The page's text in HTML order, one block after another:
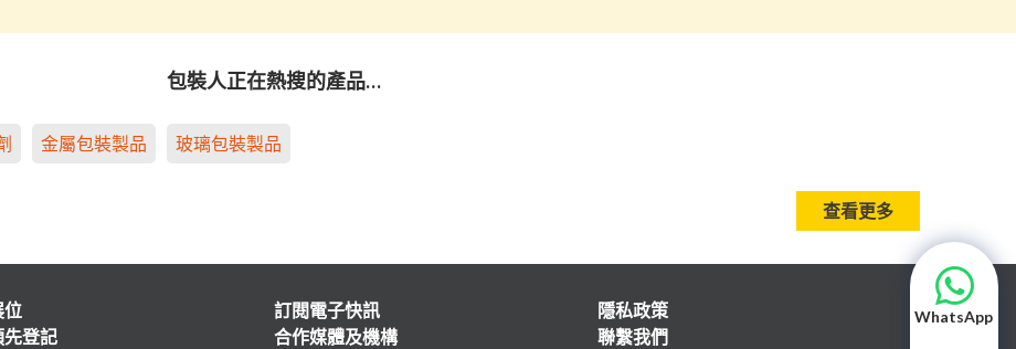
包裝人正在熱搜的產品…
金屬包裝製品 玻璃包裝製品
查看更多
位
登記
訂閱電子快訊
合作媒體及機構
隱私政策
聯繫我們
WhatsApp